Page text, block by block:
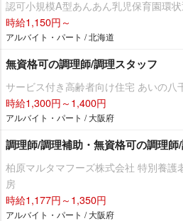
認可小規模A型あんあん乳児保育園環
時給1,150円～
アルバイト・パート / 北海道
無資格可の調理師/調理スタッフ
サービス付き高齢者向け住宅 あいの八
時給1,300円～1,400円
アルバイト・パート / 大阪府
調理師/調理補助・無資格可の調理師
柏原マルタマフーズ株式会社 特別養
房
時給1,177円～1,350円
アルバイト・パート / 大阪府